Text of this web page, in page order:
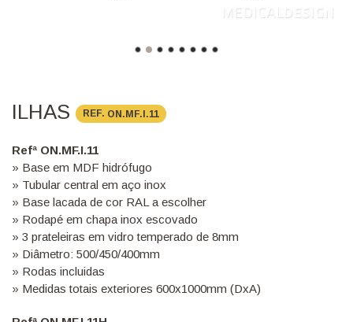
ILHAS REF. ON.MF.I.11
Refª ON.MF.I.11
» Base em MDF hidrófugo
» Tubular central em aço inox
» Base lacada de cor RAL a escolher
» Rodapé em chapa inox escovado
» 3 prateleiras em vidro temperado de 8mm
» Diâmetro: 500/450/400mm
» Rodas incluidas
» Medidas totais exteriores 600x1000mm (DxA)